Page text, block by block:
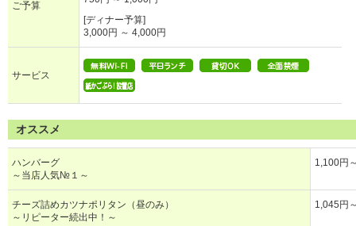
ご予算
[ディナー予算]
3,000円 ～ 4,000円
サービス
オススメ
ハンバーグ
～当店人気№１～
1,100円
チーズ詰めカツナポリタン（昼のみ）
～リピーター続出中！～
1,045円